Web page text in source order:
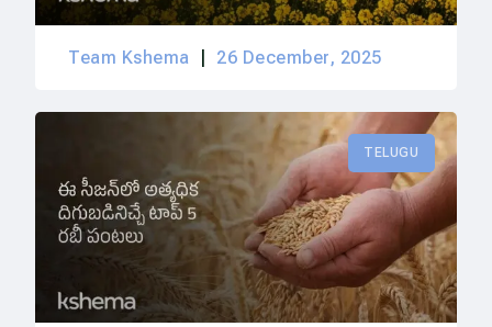
Team Kshema 26 December, 2025
TELUGU